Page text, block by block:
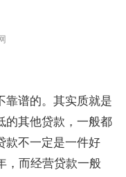
靠谱的。其实质就是
的其他贷款，一般都
款不一定是一件好
，而经营贷款一般